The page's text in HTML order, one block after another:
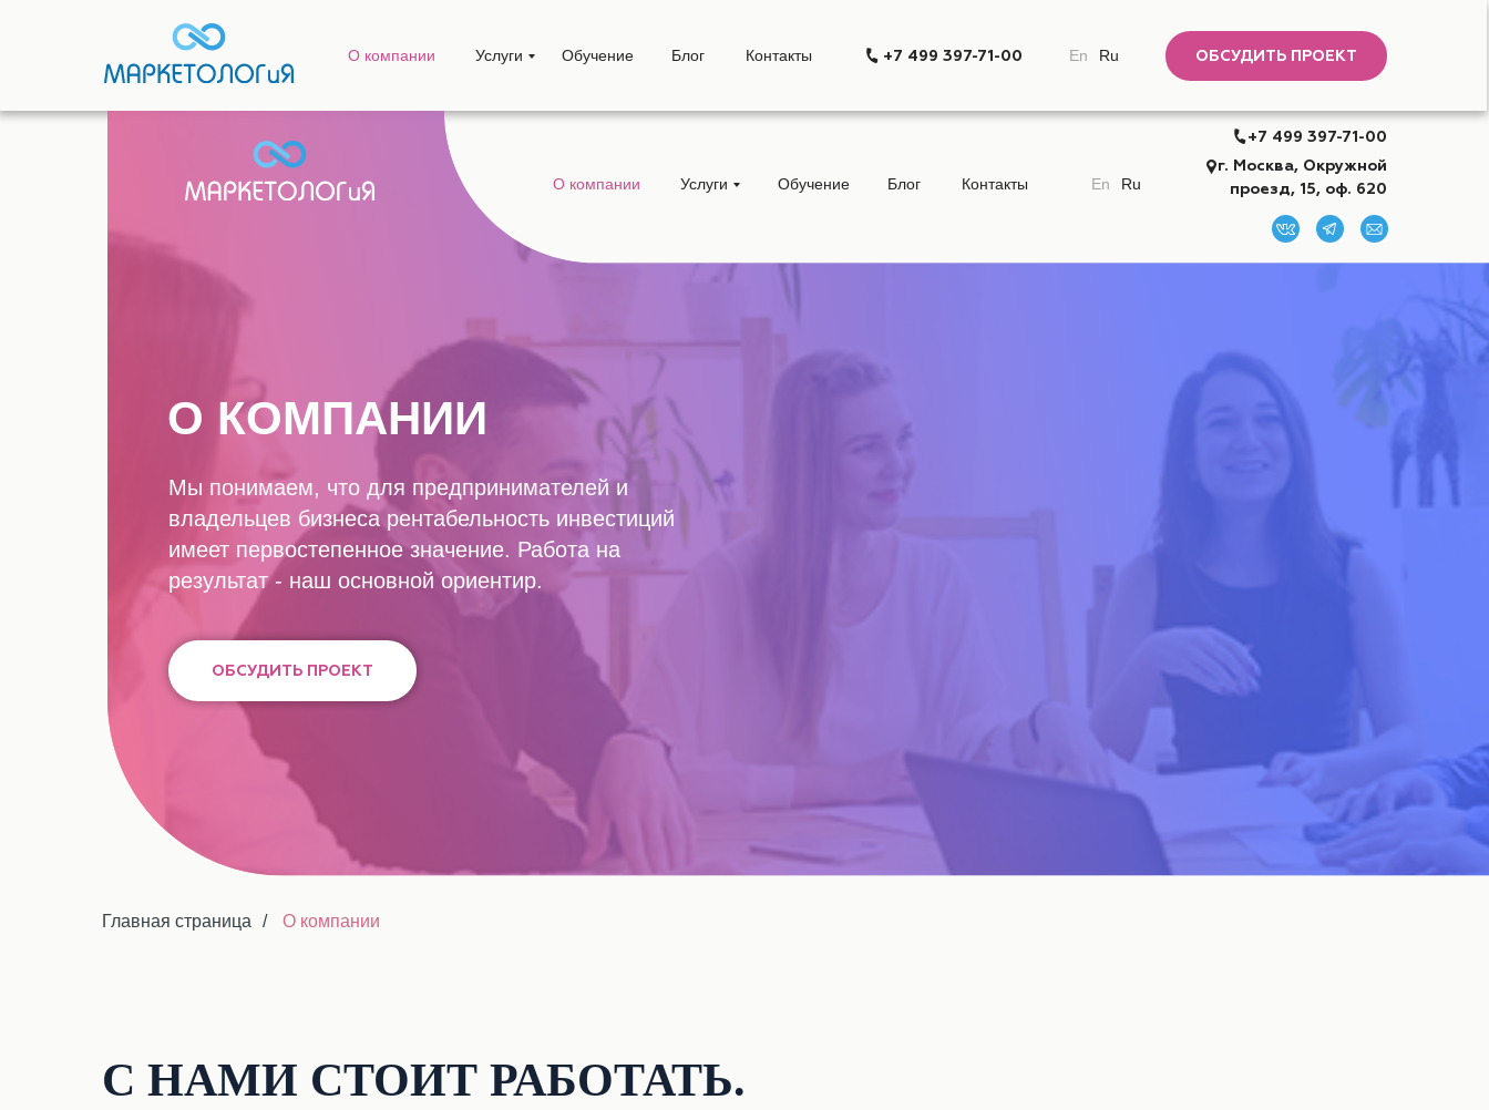
О компании Услуги Обучение Блог Контакты ОБСУДИТЬ ПРОЕКТ
+7 499 397-71-00 En Ru
О КОМПАНИИ
ОБСУДИТЬ ПРОЕКТ
Мы понимаем, что для предпринимателей и
владельцев бизнеса рентабельность инвестиций
имеет первостепенное значение. Работа на
результат - наш основной ориентир.
+7 499 397-71-00
г. Москва, Окружной
проезд, 15, оф. 620
О компании Услуги Обучение Блог Контакты En Ru
Главная страница / О компании
С НАМИ СТОИТ РАБОТАТЬ.